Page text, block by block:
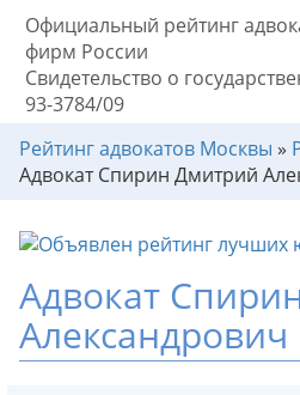
Официальный рейтинг
фирм России
Свидетельство о
93-3784/09
Рейтинг адвокатов Москвы »
Адвокат Спирин Дмитрий
Адвокат
Александрович